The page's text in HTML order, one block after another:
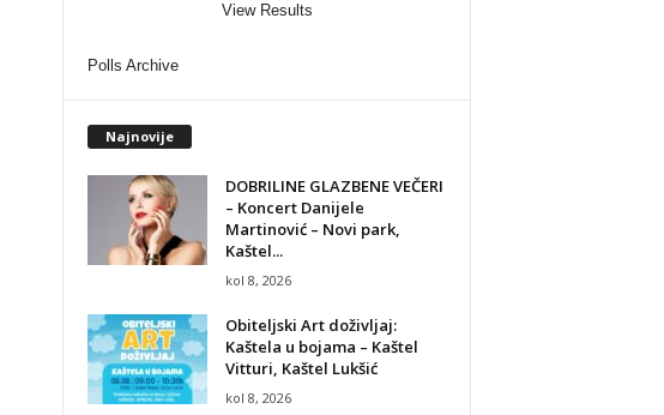
View Results
Polls Archive
Najnovije
DOBRILINE GLAZBENE VEČERI
– Koncert Danijele
Martinović – Novi park,
Kaštel...
kol 8, 2026
Obiteljski Art doživljaj:
Kaštela u bojama – Kaštel
Vitturi, Kaštel Lukšić
kol 8, 2026